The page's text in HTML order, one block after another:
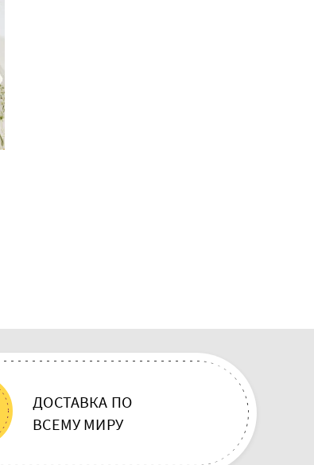
ДОСТАВКА ПО
ВСЕМУ МИРУ